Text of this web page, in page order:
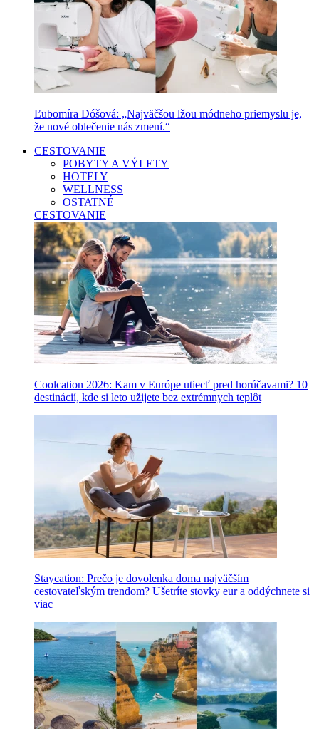
Ľubomíra Dóšová: „Najväčšou lžou módneho priemyslu je,
že nové oblečenie nás zmení.“
CESTOVANIE
POBYTY A VÝLETY
HOTELY
WELLNESS
OSTATNÉ
CESTOVANIE
Coolcation 2026: Kam v Európe utiecť pred horúčavami? 10
destinácií, kde si leto užijete bez extrémnych teplôt
Staycation: Prečo je dovolenka doma najväčším
cestovateľským trendom? Ušetríte stovky eur a oddýchnete si
viac